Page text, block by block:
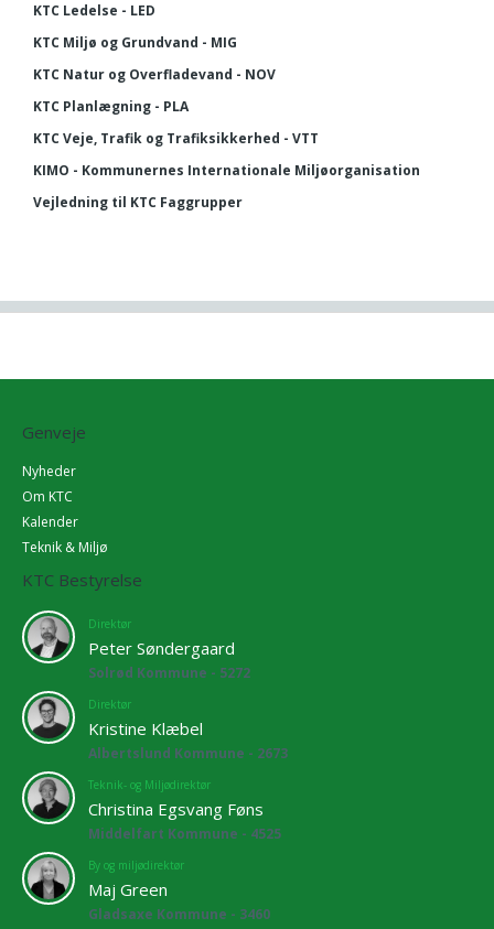
KTC Ledelse - LED
KTC Miljø og Grundvand - MIG
KTC Natur og Overfladevand - NOV
KTC Planlægning - PLA
KTC Veje, Trafik og Trafiksikkerhed - VTT
KIMO - Kommunernes Internationale Miljøorganisation
Vejledning til KTC Faggrupper
Genveje
Nyheder
Om KTC
Kalender
Teknik & Miljø
KTC Bestyrelse
Direktør
Peter Søndergaard
Solrød Kommune - 5272
Direktør
Kristine Klæbel
Albertslund Kommune - 2673
Teknik- og Miljødirektør
Christina Egsvang Føns
Middelfart Kommune - 4525
By og miljødirektør
Maj Green
Gladsaxe Kommune - 3460